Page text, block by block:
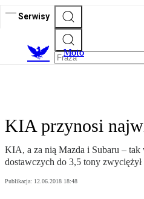
Serwisy
Moto
KIA przynosi
KIA, a za nią Mazda i Subaru – tak
dostawczych do 3,5 tony zwyciężył
Publikacja: 12.06.2018 18:48